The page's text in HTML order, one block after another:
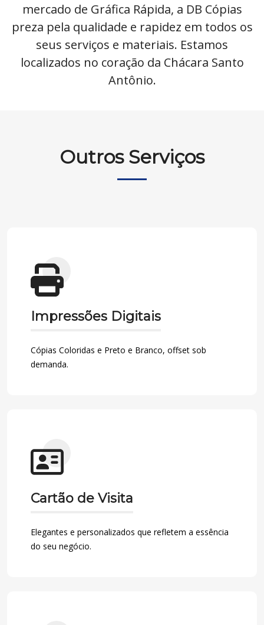
mercado de Gráfica Rápida, a DB Cópias
preza pela qualidade e rapidez em todos os
seus serviços e materiais. Estamos
localizados no coração da Chácara Santo
Antônio.
Outros Serviços
Impressões Digitais
Cópias Coloridas e Preto e Branco, offset sob
demanda.
Cartão de Visita
Elegantes e personalizados que refletem a essência
do seu negócio.